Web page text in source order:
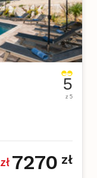
5
z 5
zł 7270 zł